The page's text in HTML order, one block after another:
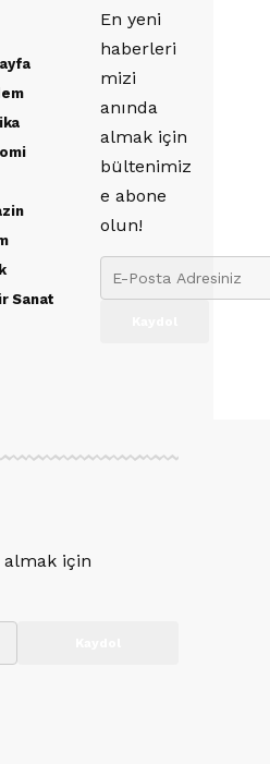
Sanat
En yeni
haberleri
mizi
anında
almak için
bültenimiz
e abone
olun!
almak için